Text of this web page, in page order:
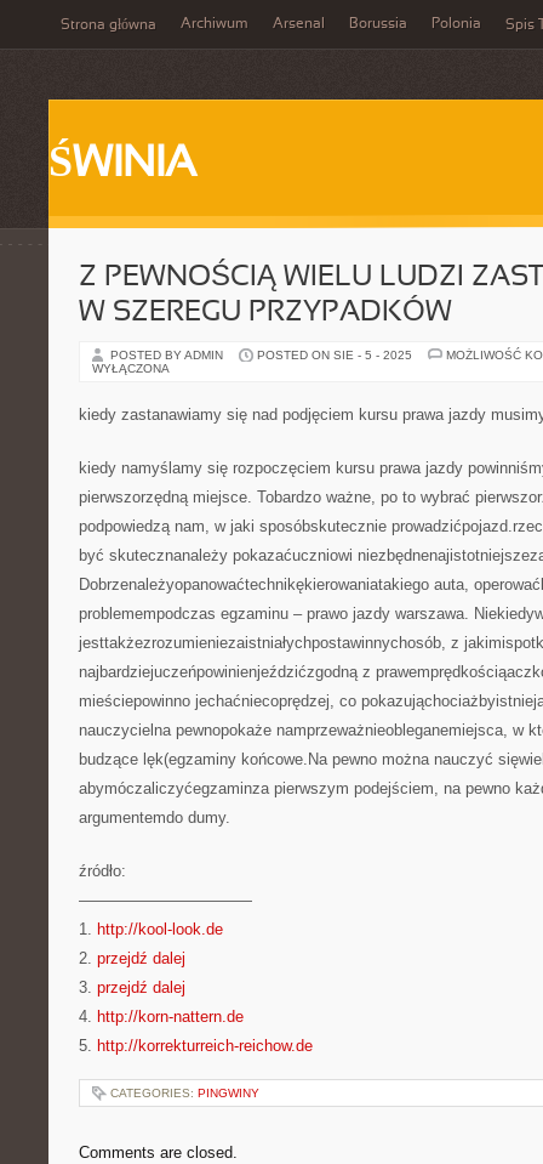
Strona główna Archiwum Arsenal Borussia Polonia Spis
ŚWINIA
Z PEWNOŚCIĄ WIELU LUDZI
W SZEREGU PRZYPADKÓW
POSTED BY ADMIN POSTED ON SIE - 5 - 2025
MOŻLIWOŚĆ
WYŁĄCZONA
kiedy zastanawiamy się nad podjęciem kursu prawa jazdy
kiedy namyślamy się rozpoczęciem kursu prawa jazdy
pierwszorzędną miejsce. Tobardzo ważne, po to wybrać
podpowiedzą nam, w jaki sposóbskutecznie
być skutecznanależy pokazaćuczniowi
Dobrzenależyopanowaćtechnikękierowaniatakiego auta,
problemempodczas egzaminu – prawo jazdy warszawa.
jesttakżezrozumieniezaistniałychpostawinnychosób, z
najbardziejuczeńpowinienjeździćzgodną z
mieściepowinno jechaćniecoprędzej, co
nauczycielna pewnopokaże namprzeważnieobleganemiejsca, w
budzące lęk(egzaminy końcowe.Na pewno można nauczyć
abymóczaliczyćegzaminza pierwszym podejściem, na pewno
argumentemdo dumy.
źródło:
———————————
1. http://kool-look.de
2. przejdź dalej
3. przejdź dalej
4. http://korn-nattern.de
5. http://korrekturreich-reichow.de
CATEGORIES: PINGWINY
Comments are closed.